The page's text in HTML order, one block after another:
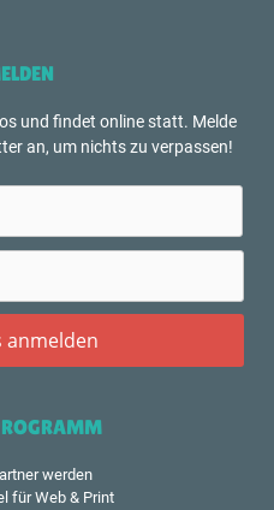
und findet online statt. Melde
an, um nichts zu verpassen!
werden
für Web & Print